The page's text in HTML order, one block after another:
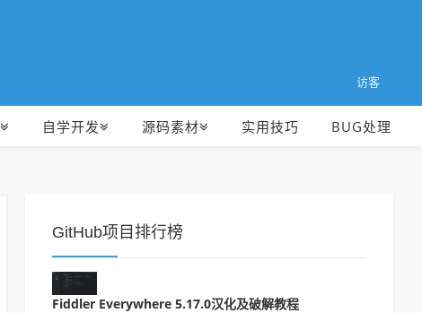
访客
自学开发 源码素材 实用技巧 BUG处理
GitHub项目排行榜
Fiddler Everywhere 5.17.0汉化及破解教程